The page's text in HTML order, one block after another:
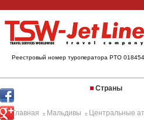
Реестровый номер туроператора РТО 018454
Страны
Главная :: Мальдивы :: Центральные